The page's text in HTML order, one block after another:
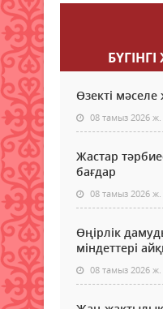
Өзекті мәселе
08 тамыз 2026 ж.
Жастар
бағдар
08 тамыз 2026 ж.
Өңірлік
міндеттері
08 тамыз 2026 ж.